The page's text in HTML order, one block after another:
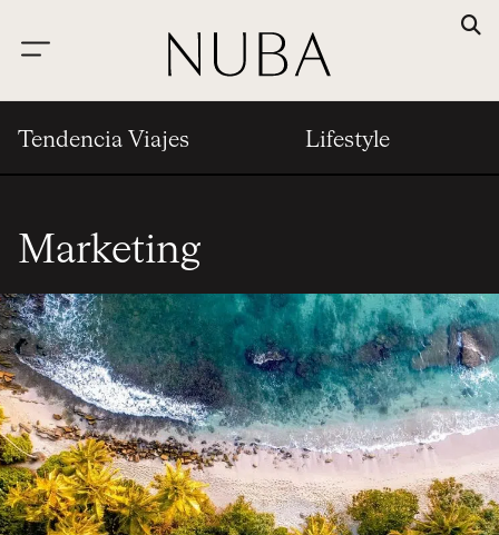
Tendencia Viajes Lifestyle
Marketing